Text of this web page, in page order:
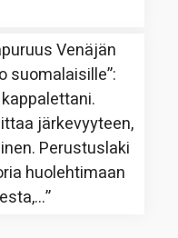
Venäjän
suomalaisille”:
järkevyyteen,
Perustuslaki
huolehtimaan
”